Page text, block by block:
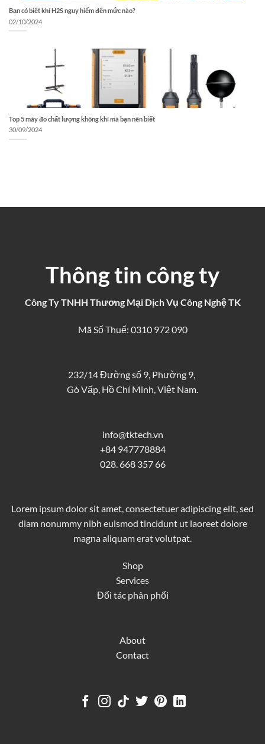
Bạn có biết khí H2S nguy hiểm đến mức nào?
02/10/2024
Top 5 máy đo chất lượng không khí mà bạn nên biết
30/09/2024
Thông tin công ty
Công Ty TNHH Thương Mại Dịch Vụ Công Nghệ TK
Mã Số Thuế: 0310 972 090
232/14 Đường số 9, Phường 9,
Gò Vấp, Hồ Chí Minh, Việt Nam.
info@tktech.vn
+84 947778884
028. 668 357 66
Lorem ipsum dolor sit amet, consectetuer adipiscing elit, sed
diam nonummy nibh euismod tincidunt ut laoreet dolore
magna aliquam erat volutpat.
Shop
Services
Đối tác phân phối
About
Contact